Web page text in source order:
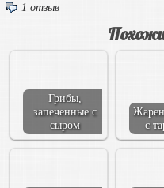
1 отзыв
Грибы,
запеченные с
сыром
с